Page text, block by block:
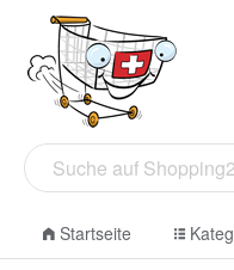
Startseite